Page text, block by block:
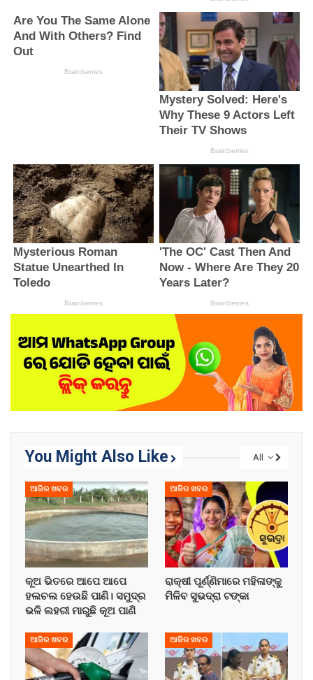
All
You Might Also Like
ଆଜିର ଖବର
କୂଅ ଭିତରେ ଆପେ ଆପେ
ହଲଚଲ ହେଉଛି ପାଣି। ସମୁଦ୍ର
ଭଳି ଲହରୀ ମାରୁଛି କୂଅ ପାଣି
ଆଜିର ଖବର
ରାକ୍ଷୀ ପୂର୍ଣ୍ଣିମାରେ ମହିଳାଙ୍କୁ
ମିଳିବ ସୁଭଦ୍ରା ଟଙ୍କା
ଆଜିର ଖବର ଆଜିର ଖବର